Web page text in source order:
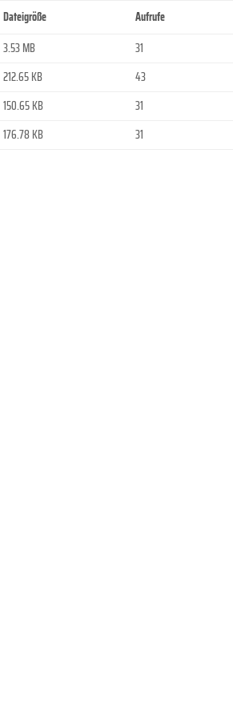
Dateigröße Aufrufe
3.53 MB 31
212.65 KB 43
150.65 KB 31
176.78 KB 31